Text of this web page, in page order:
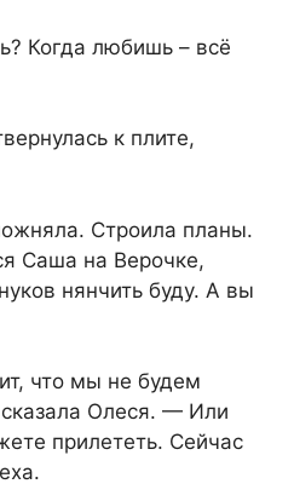
Когда любишь – всё
к плите,
Строила планы.
Саша на Верочке,
нянчить буду. А вы
что мы не будем
Олеся. — Или
прилететь. Сейчас